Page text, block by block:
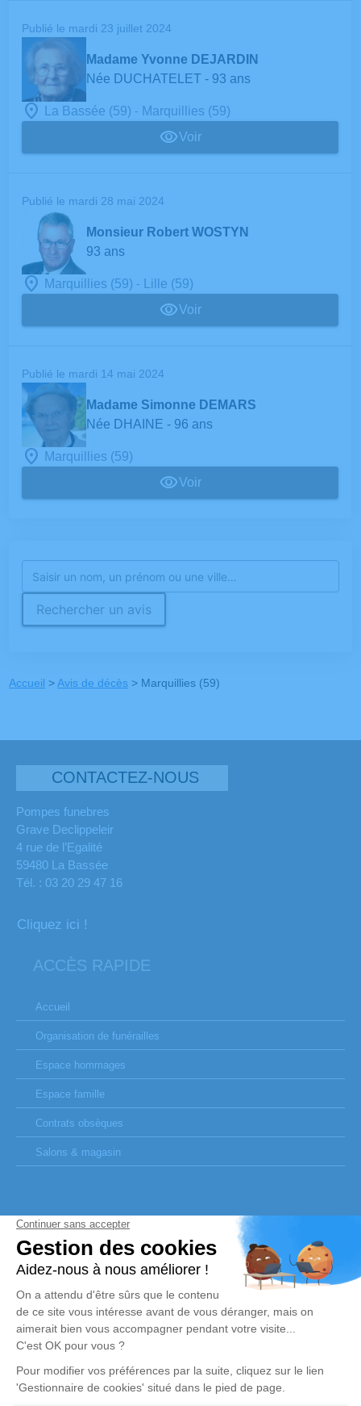
Publié le mardi 23 juillet 2024
Madame Yvonne DEJARDIN
Née DUCHATELET
- 93 ans
La Bassée (59) - Marquillies (59)
Voir
Publié le mardi 28 mai 2024
Monsieur Robert WOSTYN
93 ans
Marquillies (59) - Lille (59)
Voir
Publié le mardi 14 mai 2024
Madame Simonne DEMARS
Née DHAINE - 96 ans
Marquillies (59)
Voir
Rechercher un avis
Accueil >Avis de décès > Marquillies (59)
CONTACTEZ-NOUS
Pompes funebres
Grave Declippeleir
4 rue de l’Egalité
59480 La Bassée
Tél. : 03 20 29 47 16
Cliquez ici !
ACCÈS RAPIDE
Accueil
Organisation de funérailles
Espace hommages
Espace famille
Contrats obsèques
Salons & magasin
SITES PARTENAIRES
www.service-public.fr
www.framboiseetchocolat.fr